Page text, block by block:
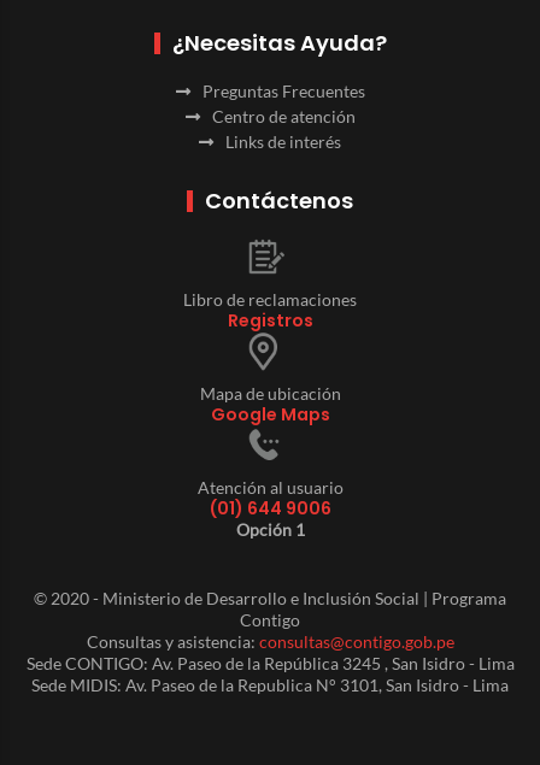
¿Necesitas Ayuda?
Preguntas Frecuentes
Centro de atención
Links de interés
Contáctenos
Libro de reclamaciones
Registros
Mapa de ubicación
Google Maps
Atención al usuario
(01) 644 9006
Opción 1
© 2020 - Ministerio de Desarrollo e Inclusión Social | Programa
Contigo
Consultas y asistencia: consultas@contigo.gob.pe
Sede CONTIGO: Av. Paseo de la República 3245 , San Isidro - Lima
Sede MIDIS: Av. Paseo de la Republica N° 3101, San Isidro - Lima